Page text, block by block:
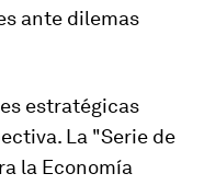
ante dilemas
estratégicas
La "Serie de
la Economía